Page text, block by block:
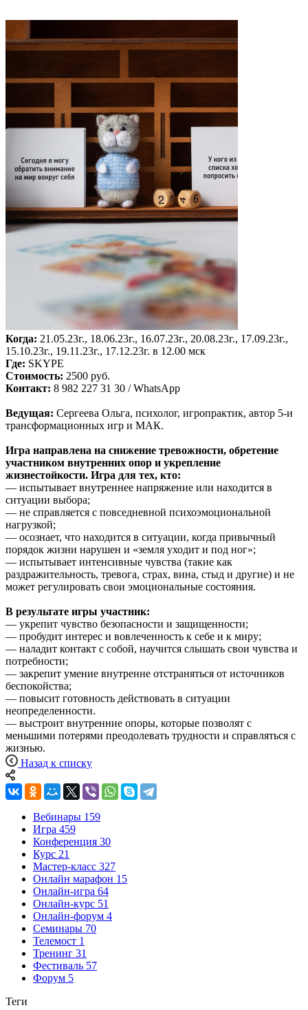
Когда: 21.05.23г., 18.06.23г., 16.07.23г., 20.08.23г., 17.09.23г.,
15.10.23г., 19.11.23г., 17.12.23г. в 12.00 мск
Где: SKYPE
Стоимость: 2500 руб.
Контакт: 8 982 227 31 30 / WhatsApp
Ведущая: Сергеева Ольга, психолог, игропрактик, автор 5-и
трансформационных игр и МАК.
Игра направлена на снижение тревожности, обретение
участником внутренних опор и укрепление
жизнестойкости. Игра для тех, кто:
— испытывает внутреннее напряжение или находится в
ситуации выбора;
— не справляется с повседневной психоэмоциональной
нагрузкой;
— осознает, что находится в ситуации, когда привычный
порядок жизни нарушен и «земля уходит и под ног»;
— испытывает интенсивные чувства (такие как
раздражительность, тревога, страх, вина, стыд и другие) и не
может регулировать свои эмоциональные состояния.
В результате игры участник:
— укрепит чувство безопасности и защищенности;
— пробудит интерес и вовлеченность к себе и к миру;
— наладит контакт с собой, научится слышать свои чувства и
потребности;
— закрепит умение внутренне отстраняться от источников
беспокойства;
— повысит готовность действовать в ситуации
неопределенности.
— выстроит внутренние опоры, которые позволят с
меньшими потерями преодолевать трудности и справляться с
жизнью.
Назад к списку
Вебинары 159
Игра 459
Конференция 30
Курс 21
Мастер-класс 327
Онлайн марафон 15
Онлайн-игра 64
Онлайн-курс 51
Онлайн-форум 4
Семинары 70
Телемост 1
Тренинг 31
Фестиваль 57
Форум 5
Теги